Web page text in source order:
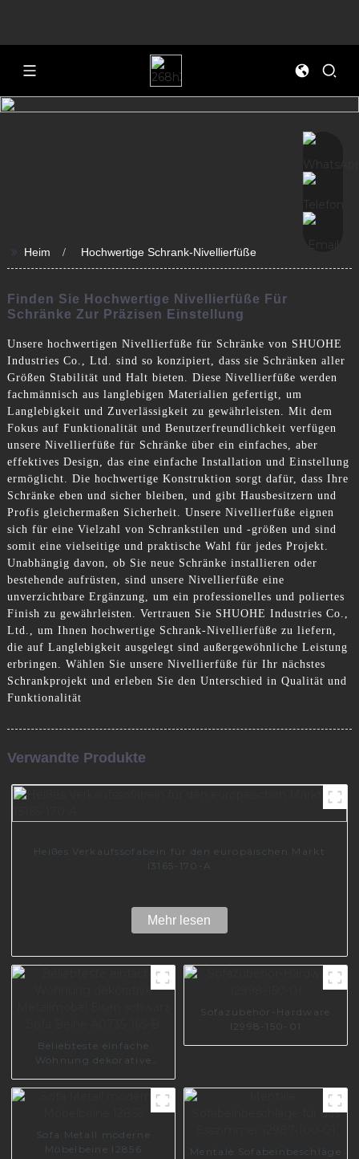
>> Heim Hochwertige Schrank-Nivellierfüße
Finden Sie Hochwertige Nivellierfüße Für
Schränke Zur Präzisen Einstellung
Unsere hochwertigen Nivellierfüße für Schränke von SHUOHE
Industries Co., Ltd. sind so konzipiert, dass sie Schränken aller
Größen Stabilität und Halt bieten. Diese Nivellierfüße werden
fachmännisch aus langlebigen Materialien gefertigt, um
Langlebigkeit und Zuverlässigkeit zu gewährleisten. Mit dem
Fokus auf Funktionalität und Benutzerfreundlichkeit verfügen
unsere Nivellierfüße für Schränke über ein einfaches, aber
effektives Design, das eine einfache Installation und Einstellung
ermöglicht. Die hochwertige Konstruktion sorgt dafür, dass Ihre
Schränke eben und sicher bleiben, und gibt Hausbesitzern und
Profis gleichermaßen Sicherheit. Unsere Nivellierfüße eignen
sich für eine Vielzahl von Schrankstilen und -größen und sind
somit eine vielseitige und praktische Wahl für jedes Projekt.
Unabhängig davon, ob Sie neue Schränke installieren oder
bestehende aufrüsten, sind unsere Nivellierfüße eine
unverzichtbare Ergänzung, um ein professionelles und poliertes
Finish zu gewährleisten. Vertrauen Sie SHUOHE Industries Co.,
Ltd., um Ihnen hochwertige Schrank-Nivellierfüße zu liefern,
die auf Langlebigkeit ausgelegt sind außergewöhnliche Leistung
erbringen. Wählen Sie unsere Nivellierfüße für Ihr nächstes
Schrankprojekt und erleben Sie den Unterschied in Qualität und
Funktionalität
Verwandte Produkte
Heißes Verkaufssofabein für den europäischen Markt
I3165-170-A
Mehr lesen
Beliebteste einfache
Wohnung dekorative
schwarz Sofa Beine
Sofazubehör-Hardware
I2998-150-01
Sofa Metall moderne
Möbelbeine I2856
Mentale Sofabeinbeschläge